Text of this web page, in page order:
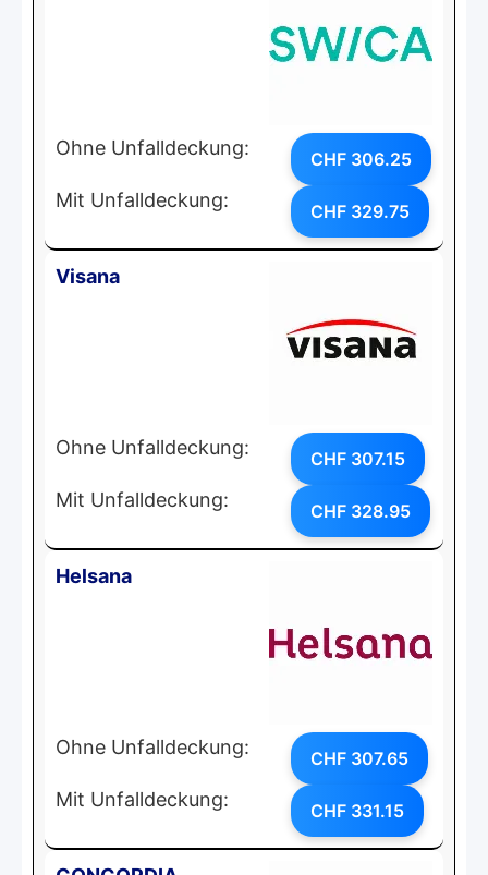
Ohne Unfalldeckung: CHF 306.25
Mit Unfalldeckung: CHF 329.75
Visana
Ohne Unfalldeckung: CHF 307.15
Mit Unfalldeckung: CHF 328.95
Helsana
Ohne Unfalldeckung: CHF 307.65
Mit Unfalldeckung: CHF 331.15